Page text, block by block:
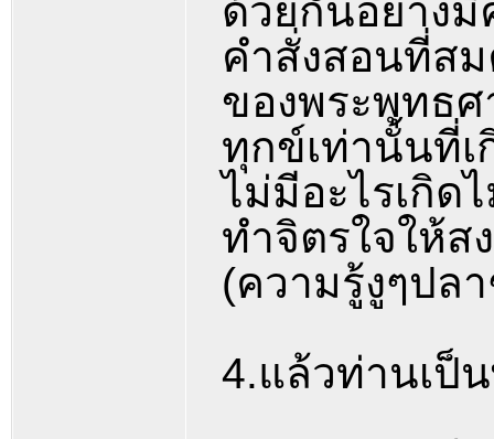
ด้วยกันอย่าง
คำสั่งสอนที่ส
ของพระพุทธศ
ทุกข์เท่านั้นที่
ไม่มีอะไรเกิด
ทำจิตรใจให้
(ความรู้งูๆปล
4.แล้วท่านเป็